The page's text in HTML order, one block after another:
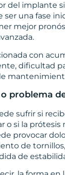
del implante
ser una fase
mejor
con
dificultad
o problema
sufrir si
o si la prótesis
provocar
de
de